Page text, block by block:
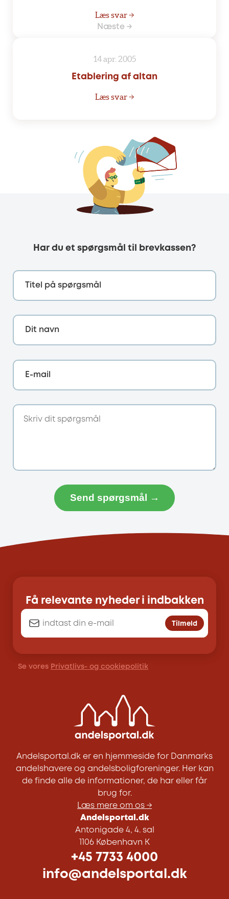
Læs svar →
Næste →
14 apr. 2005
Etablering af altan
Læs svar →
Har du et spørgsmål til brevkassen?
Titel på spørgsmål
Dit navn
E-mail
Send spørgsmål →
Få relevante nyheder i indbakken
Tilmeld
Se vores Privatlivs- og cookiepolitik
Andelsportal.dk er en hjemmeside for Danmarks
andelshavere og andelsboligforeninger. Her kan
de finde alle de informationer, de har eller får
brug for.
Læs mere om os →
Andelsportal.dk
Antonigade 4, 4. sal
1106 København K
+45 7733 4000
info@andelsportal.dk